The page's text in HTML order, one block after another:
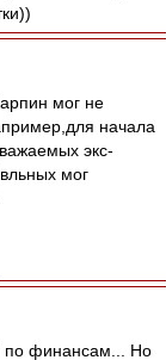
мог не
начала
экс-
мог
по финансам... Но